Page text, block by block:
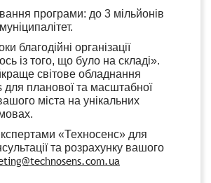
програми: до 3 мільйонів
благодійні організації
із того, що було на складі».
світове обладнання
для планової та масштабної
міста на унікальних
«Техносенс» для
та розрахунку вашого